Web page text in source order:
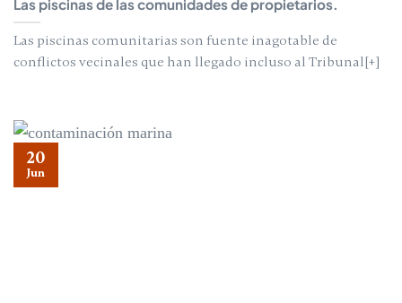
Las piscinas de las comunidades de propietarios.
Las piscinas comunitarias son fuente inagotable de
conflictos vecinales que han llegado incluso al Tribunal[+]
20
Jun